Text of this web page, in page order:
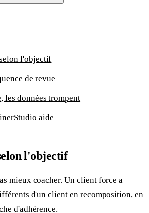
l'objectif
de revue
les données trompent
aide
l'objectif
mieux coacher. Un client force a
d'un client en recomposition, en
d'adhérence.